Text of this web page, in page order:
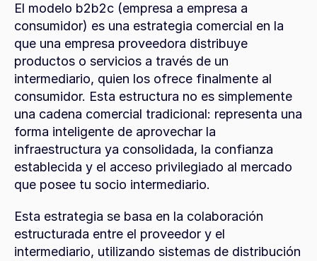
El modelo b2b2c (empresa a empresa a
consumidor) es una estrategia comercial en la
que una empresa proveedora distribuye
productos o servicios a través de un
intermediario, quien los ofrece finalmente al
consumidor. Esta estructura no es simplemente
una cadena comercial tradicional: representa una
forma inteligente de aprovechar la
infraestructura ya consolidada, la confianza
establecida y el acceso privilegiado al mercado
que posee tu socio intermediario.
Esta estrategia se basa en la colaboración
estructurada entre el proveedor y el
intermediario, utilizando sistemas de distribución